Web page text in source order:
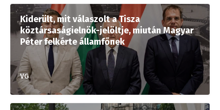
Kiderült, mit válaszolt a Tisza
köztársaságielnök-jelöltje, miután Magyar
Péter felkérte államfőnek
VG